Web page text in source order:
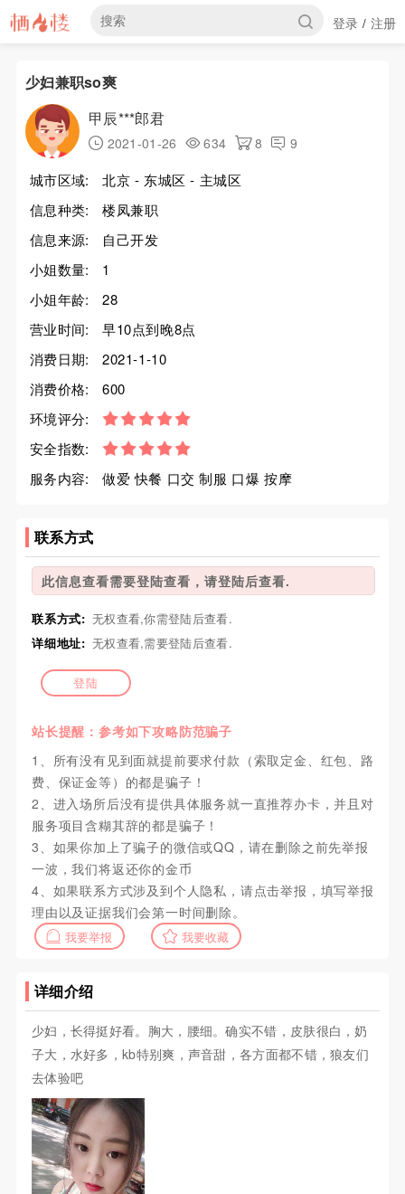
登录 / 注册
少妇兼职so爽
甲辰***郎君
2021-01-26 634 8 9
城市区域:
北京 - 东城区 - 主城区
信息种类:
楼凤兼职
信息来源:
自己开发
小姐数量:
1
小姐年龄:
28
营业时间:
早10点到晚8点
消费日期:
2021-1-10
消费价格:
600
环境评分:
安全指数:
服务内容:
做爱 快餐 口交 制服 口爆 按摩
联系方式
此信息查看需要登陆查看，请登陆后查看.
联系方式: 无权查看,你需登陆后查看.
详细地址: 无权查看,需要登陆后查看.
登陆
站长提醒：参考如下攻略防范骗子
1、所有没有见到面就提前要求付款（索取定金、红包、路
费、保证金等）的都是骗子！
2、进入场所后没有提供具体服务就一直推荐办卡，并且对
服务项目含糊其辞的都是骗子！
3、如果你加上了骗子的微信或QQ，请在删除之前先举报
一波，我们将返还你的金币
4、如果联系方式涉及到个人隐私，请点击举报，填写举报
理由以及证据我们会第一时间删除。
我要举报 我要收藏
详细介绍
少妇，长得挺好看。胸大，腰细。确实不错，皮肤很白，奶
子大，水好多，kb特别爽，声音甜，各方面都不错，狼友们
去体验吧